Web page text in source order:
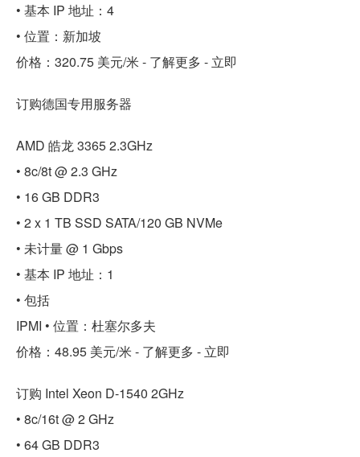
• 基本 IP 地址：4
• 位置：新加坡
价格：320.75 美元/米 - 了解更多 - 立即
订购德国专用服务器
AMD 皓龙 3365 2.3GHz
• 8c/8t @ 2.3 GHz
• 16 GB DDR3
• 2 x 1 TB SSD SATA/120 GB NVMe
• 未计量 @ 1 Gbps
• 基本 IP 地址：1
• 包括
IPMI • 位置：杜塞尔多夫
价格：48.95 美元/米 - 了解更多 - 立即
订购 Intel Xeon D-1540 2GHz
• 8c/16t @ 2 GHz
• 64 GB DDR3